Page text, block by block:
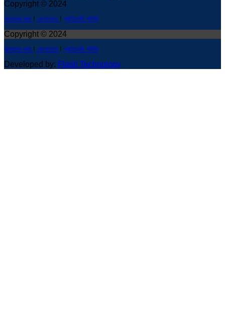
Copyright © 2024
আমাদের কথা ! যোগাযোগ ! প্রাইভেসি পলিসি
Copyright © 2024
আমাদের কথা ! যোগাযোগ ! প্রাইভেসি পলিসি
Developed by: Flash Technology